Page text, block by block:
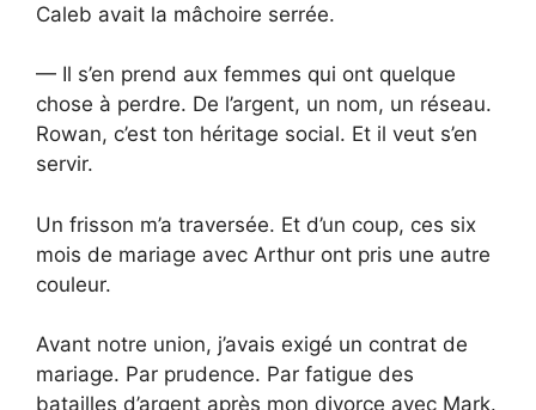
Caleb avait la mâchoire serrée.
— Il s’en prend aux femmes qui ont quelque
chose à perdre. De l’argent, un nom, un réseau.
Rowan, c’est ton héritage social. Et il veut s’en
servir.
Un frisson m’a traversée. Et d’un coup, ces six
mois de mariage avec Arthur ont pris une autre
couleur.
Avant notre union, j’avais exigé un contrat de
mariage. Par prudence. Par fatigue des
batailles d’argent après mon divorce avec Mark.